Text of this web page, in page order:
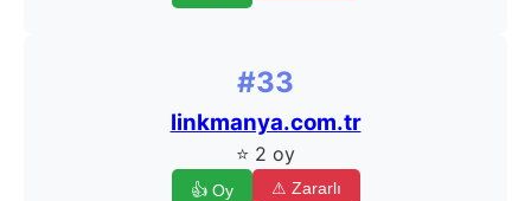
#33
linkmanya.com.tr
⭐ 2 oy
👍 Oy ⚠ Zararlı